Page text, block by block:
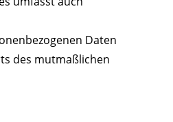
Daten
des mutmaßlichen